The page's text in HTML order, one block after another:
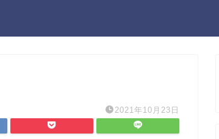
2021年10月23日